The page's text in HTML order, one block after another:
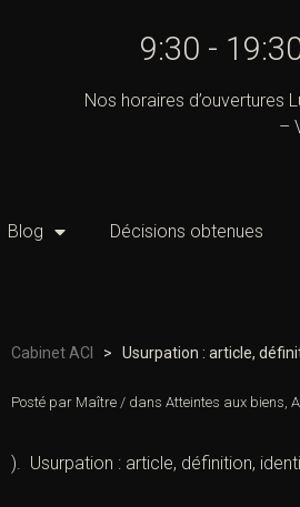
9:30 -
Nos horaires d’ouvertures
–
Blog Décisions obtenues
Cabinet ACI > Usurpation : article,
Posté par Maître / dans Atteintes aux biens,
). Usurpation : article, définition,